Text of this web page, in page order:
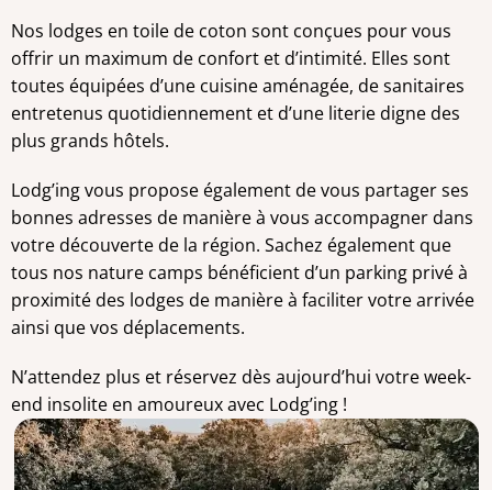
Nos lodges en toile de coton sont conçues pour vous
offrir un maximum de confort et d’intimité. Elles sont
toutes équipées d’une cuisine aménagée, de sanitaires
entretenus quotidiennement et d’une literie digne des
plus grands hôtels.
Lodg’ing vous propose également de vous partager ses
bonnes adresses de manière à vous accompagner dans
votre découverte de la région. Sachez également que
tous nos nature camps bénéficient d’un parking privé à
proximité des lodges de manière à faciliter votre arrivée
ainsi que vos déplacements.
N’attendez plus et réservez dès aujourd’hui votre week-
end insolite en amoureux avec Lodg’ing !